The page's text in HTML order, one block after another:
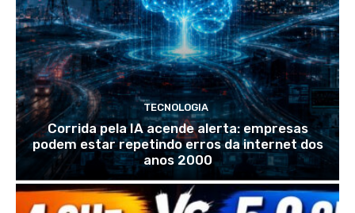
TECNOLOGIA
Corrida pela IA acende alerta: empresas
podem estar repetindo erros da internet dos
anos 2000